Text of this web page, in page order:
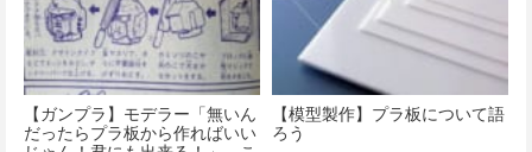
【ガンプラ】モデラー「無いん
だったらプラ板から作ればいい
【模型製作】プラ板について語
ろう